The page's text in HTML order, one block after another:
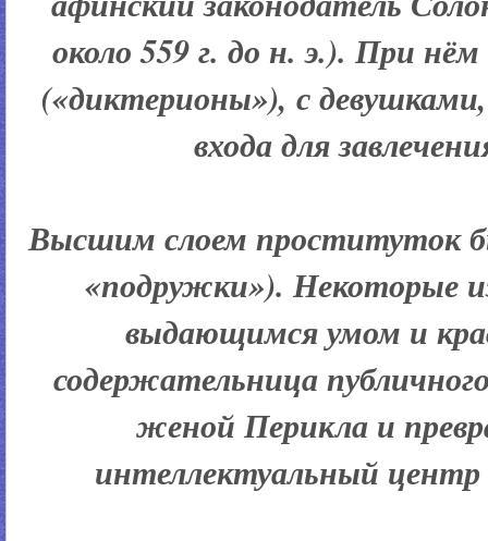
около 559 г. до н. э.). При
(«диктерионы»), с
входа для
Высшим слоем проституток
«подружки»). Некоторые
выдающимся умом и
содержательница
женой Перикла и
интеллектуальный